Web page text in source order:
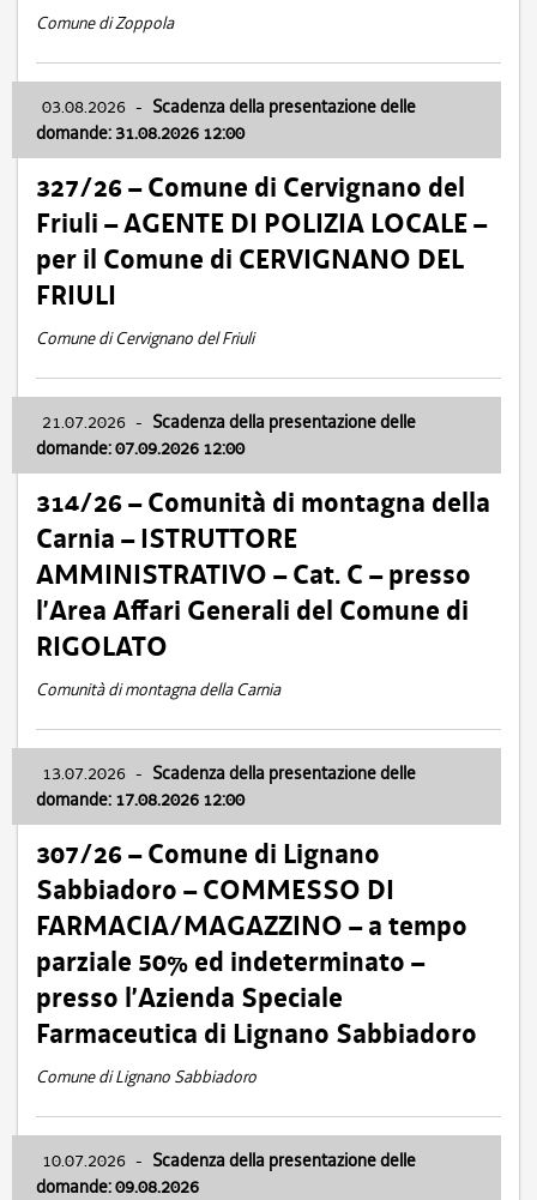
Comune di Zoppola
03.08.2026 - Scadenza della presentazione delle
domande: 31.08.2026 12:00
327/26 – Comune di Cervignano del
Friuli – AGENTE DI POLIZIA LOCALE –
per il Comune di CERVIGNANO DEL
FRIULI
Comune di Cervignano del Friuli
21.07.2026 - Scadenza della presentazione delle
domande: 07.09.2026 12:00
314/26 – Comunità di montagna della
Carnia – ISTRUTTORE
AMMINISTRATIVO – Cat. C – presso
l’Area Affari Generali del Comune di
RIGOLATO
Comunità di montagna della Carnia
13.07.2026 - Scadenza della presentazione delle
domande: 17.08.2026 12:00
307/26 – Comune di Lignano
Sabbiadoro – COMMESSO DI
FARMACIA/MAGAZZINO – a tempo
parziale 50% ed indeterminato –
presso l’Azienda Speciale
Farmaceutica di Lignano Sabbiadoro
Comune di Lignano Sabbiadoro
10.07.2026 - Scadenza della presentazione delle
domande: 09.08.2026